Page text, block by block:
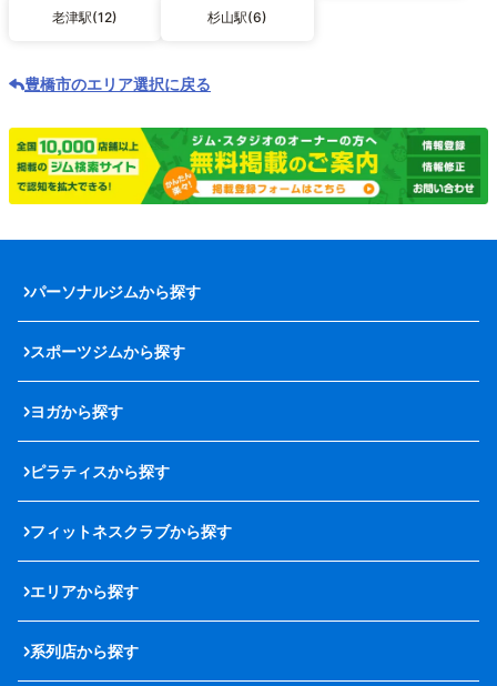
老津駅(12) 杉山駅(6)
豊橋市のエリア選択に戻る
パーソナルジムから探す
スポーツジムから探す
ヨガから探す
ピラティスから探す
フィットネスクラブから探す
エリアから探す
系列店から探す